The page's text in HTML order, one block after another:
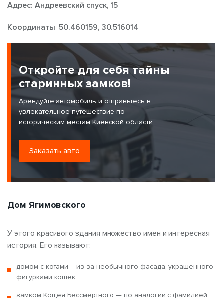
Адрес: Андреевский спуск, 15
Координаты: 50.460159, 30.516014
Откройте для себя тайны
старинных замков!
Арендуйте автомобиль и отправьтесь в
увлекательное путешествие по
историческим местам Киевской области.
Заказать авто
Дом Ягимовского
У этого красивого здания множество имен и интересная
история. Его называют:
домом с котами – из-за необычного фасада, украшенного
фигурками кошек;
замком Кощея Бессмертного — по аналогии с фамилией